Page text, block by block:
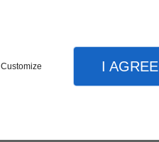
Customize I AGREE